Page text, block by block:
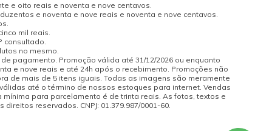
e oito reais e noventa e nove centavos.
e noventa e nove reais e noventa e nove centavos.
mil reais.
consultado.
no mesmo.
pagamento. Promoção válida até 31/12/2026 ou enquanto
e nove reais e até 24h após o recebimento. Promoções não
de mais de 5 itens iguais. Todas as imagens são meramente
até o término de nossos estoques para internet. Vendas
para parcelamento é de trinta reais. As fotos, textos e
reservados. CNPJ: 01.379.987/0001-60.